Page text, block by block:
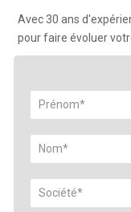
Avec 30 ans
pour faire évoluer